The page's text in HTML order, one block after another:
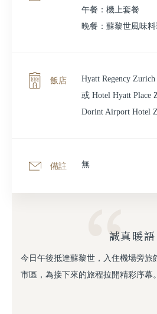
午餐：機上套餐
晚餐：蘇黎世風味料
飯店
Hyatt Regency
或 Hotel Hyatt Place
Dorint Airport Hotel
備註 無
誠真暖語
今日午後抵達蘇黎世，入住機場旁旅
市區，為接下來的旅程拉開精彩序幕。